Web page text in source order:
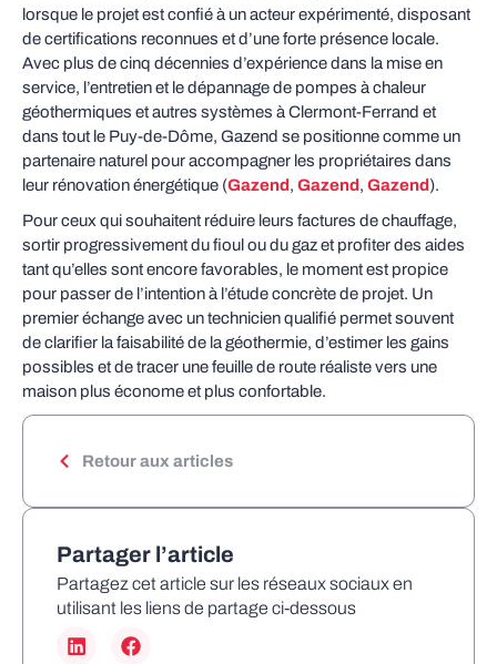
Retour aux articles
Partager l’article
Partagez cet article sur les réseaux sociaux en
utilisant les liens de partage ci-dessous
lorsque le projet est confié à un acteur expérimenté, disposant
de certifications reconnues et d’une forte présence locale.
Avec plus de cinq décennies d’expérience dans la mise en
service, l’entretien et le dépannage de pompes à chaleur
géothermiques et autres systèmes à Clermont-Ferrand et
dans tout le Puy-de-Dôme, Gazend se positionne comme un
partenaire naturel pour accompagner les propriétaires dans
leur rénovation énergétique (Gazend, Gazend, Gazend).
Pour ceux qui souhaitent réduire leurs factures de chauffage,
sortir progressivement du fioul ou du gaz et profiter des aides
tant qu’elles sont encore favorables, le moment est propice
pour passer de l’intention à l’étude concrète de projet. Un
premier échange avec un technicien qualifié permet souvent
de clarifier la faisabilité de la géothermie, d’estimer les gains
possibles et de tracer une feuille de route réaliste vers une
maison plus économe et plus confortable.